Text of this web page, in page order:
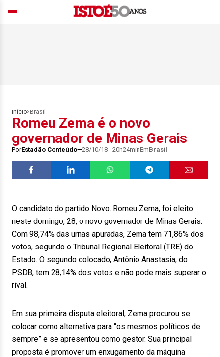
Início> Brasil
Romeu Zema é o novo
governador de Minas Gerais
PorEstadão Conteúdo 28/10/18 - 20h24minEmBrasil
O candidato do partido Novo, Romeu Zema, foi eleito
neste domingo, 28, o novo governador de Minas Gerais.
Com 98,74% das urnas apuradas, Zema tem 71,86% dos
votos, segundo o Tribunal Regional Eleitoral (TRE) do
Estado. O segundo colocado, Antônio Anastasia, do
PSDB, tem 28,14% dos votos e não pode mais superar o
rival.
Em sua primeira disputa eleitoral, Zema procurou se
colocar como alternativa para “os mesmos políticos de
sempre” e se apresentou como gestor. Sua principal
proposta é promover um enxugamento da máquina